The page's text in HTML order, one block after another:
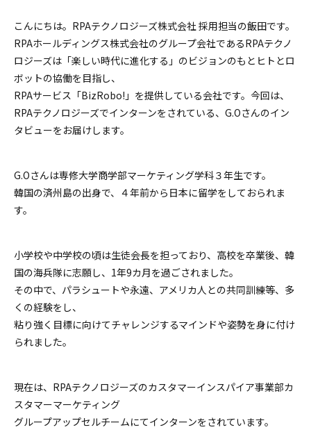
こんにちは。RPAテクノロジーズ株式会社 採用担当の飯田です。
RPAホールディングス株式会社のグループ会社であるRPAテクノ
ロジーズは「楽しい時代に進化する」のビジョンのもとヒトとロ
ボットの協働を目指し、
RPAサービス「BizRobo!」を提供している会社です。今回は、
RPAテクノロジーズでインターンをされている、G.Oさんのイン
タビューをお届けします。
G.Oさんは専修大学商学部マーケティング学科３年生です。
韓国の済州島の出身で、４年前から日本に留学をしておられま
す。
小学校や中学校の頃は生徒会長を担っており、高校を卒業後、韓
国の海兵隊に志願し、1年9カ月を過ごされました。
その中で、パラシュートや永遠、アメリカ人との共同訓練等、多
くの経験をし、
粘り強く目標に向けてチャレンジするマインドや姿勢を身に付け
られました。
現在は、RPAテクノロジーズのカスタマーインスパイア事業部カ
スタマーマーケティング
グループアップセルチームにてインターンをされています。